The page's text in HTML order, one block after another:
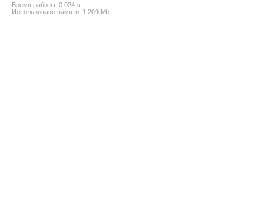
Время работы: 0.024 s
Использовано памяти: 1.209 Mb